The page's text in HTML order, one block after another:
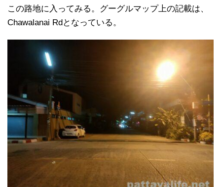
この路地に入ってみる。グーグルマップ上の記載は、
Chawalanai Rdとなっている。